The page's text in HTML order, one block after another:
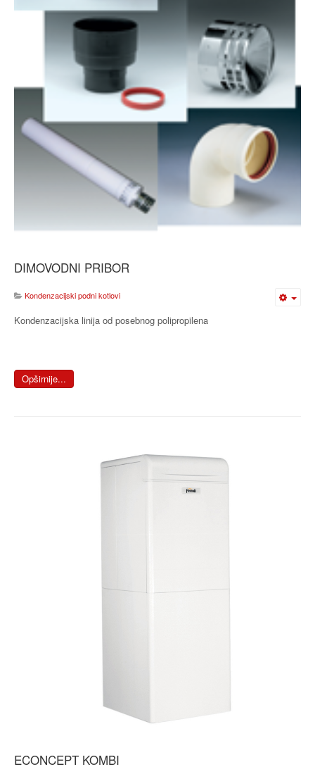
DIMOVODNI PRIBOR
Kondenzacijski podni kotlovi
Kondenzacijska linija od posebnog polipropilena
Opširnije...
ECONCEPT KOMBI